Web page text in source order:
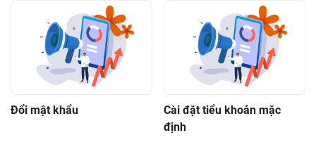
Đổi mật khẩu
Cài đặt tiểu khoản mặc
định